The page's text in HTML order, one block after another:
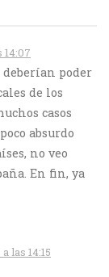
deberían poder
de los
casos
absurdo
no veo
En fin, ya
las 14:15